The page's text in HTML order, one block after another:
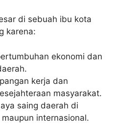
di sebuah ibu kota
karena:
ekonomi dan
kerja dan
masyarakat.
saing daerah di
internasional.